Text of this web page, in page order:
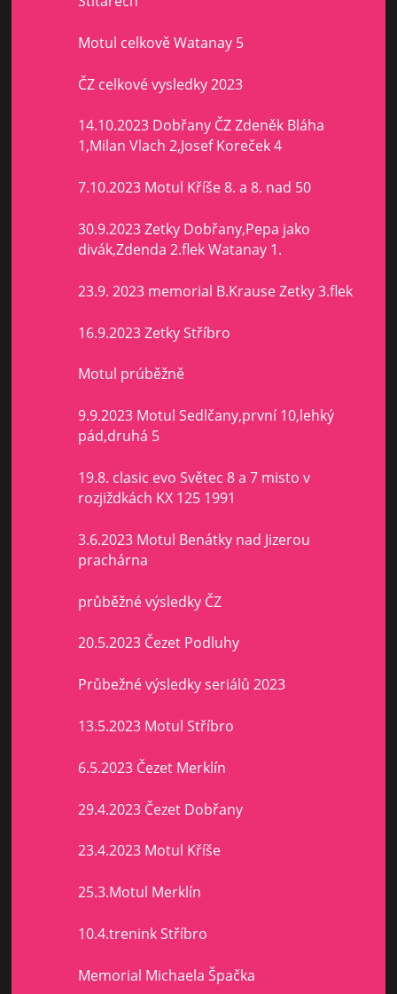
Motul celkově Watanay 5
ČZ celkové vysledky 2023
14.10.2023 Dobřany ČZ Zdeněk Bláha
1,Milan Vlach 2,Josef Koreček 4
7.10.2023 Motul Kříše 8. a 8. nad 50
30.9.2023 Zetky Dobřany,Pepa jako
divák,Zdenda 2.flek Watanay 1.
23.9. 2023 memorial B.Krause Zetky 3.flek
16.9.2023 Zetky Stříbro
Motul prúběžně
9.9.2023 Motul Sedlčany,první 10,lehký
pád,druhá 5
19.8. clasic evo Světec 8 a 7 misto v
rozjiždkách KX 125 1991
3.6.2023 Motul Benátky nad Jizerou
prachárna
průběžné výsledky ČZ
20.5.2023 Čezet Podluhy
Průbežné výsledky seriálů 2023
13.5.2023 Motul Stříbro
6.5.2023 Čezet Merklín
29.4.2023 Čezet Dobřany
23.4.2023 Motul Kříše
25.3.Motul Merklín
10.4.trenink Stříbro
Memorial Michaela Špačka